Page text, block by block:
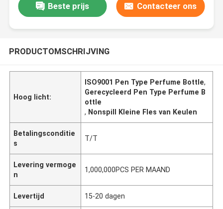
Beste prijs Contacteer ons
PRODUCTOMSCHRIJVING
Hoog licht:
ISO9001 Pen Type Perfume Bottle,
Gerecycleerd Pen Type Perfume B
ottle
, Nonspill Kleine Fles van Keulen
Betalingsconditie
s
T/T
Levering vermoge
n
1,000,000PCS PER MAAND
Levertijd 15-20 dagen